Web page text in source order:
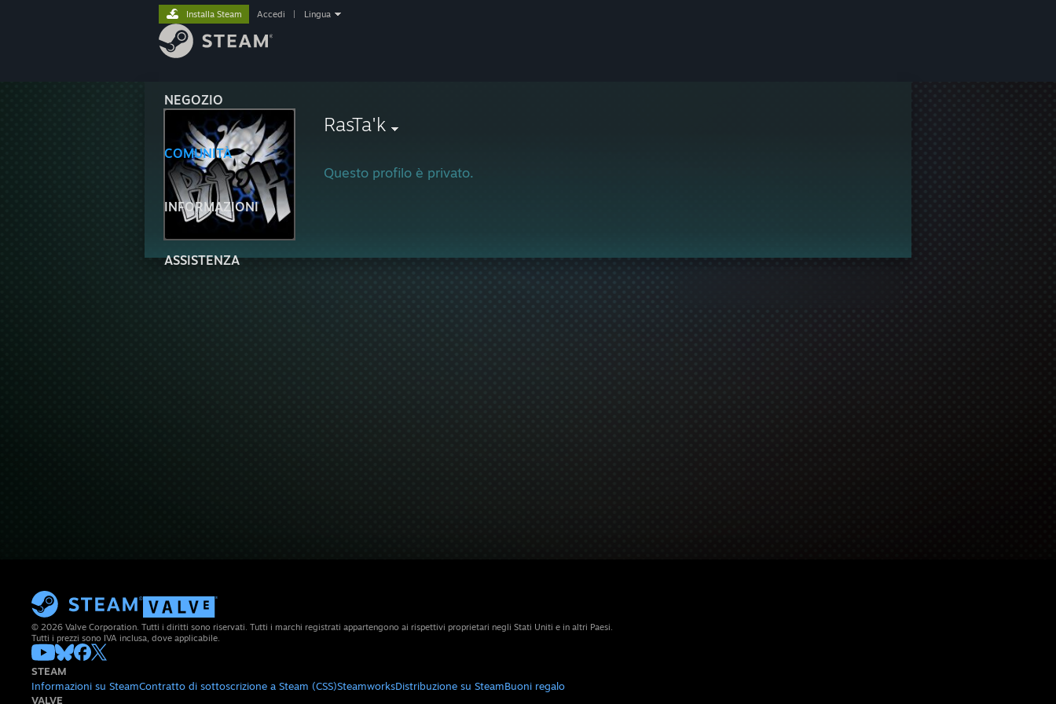
NEGOZIO
COMUNITÀ
INFORMAZIONI
ASSISTENZA
Installa Steam Accedi Lingua
RasTa'k
Questo profilo è privato.
© 2026 Valve Corporation. Tutti i diritti sono riservati. Tutti i marchi registrati appartengono ai rispettivi proprietari negli Stati Uniti e in altri Paesi.
Tutti i prezzi sono IVA inclusa, dove applicabile.
STEAM
Informazioni su SteamContratto di sottoscrizione a Steam (CSS)SteamworksDistribuzione su SteamBuoni regalo
VALVE